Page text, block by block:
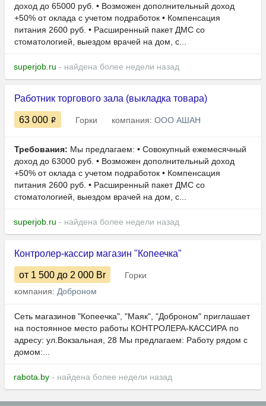
доход до 65000 руб. • Возможен дополнительный доход
+50% от оклада с учетом подработок • Компенсация
питания 2600 руб. • Расширенный пакет ДМС со
стоматологией, выездом врачей на дом, с...
superjob.ru - найдена более недели назад
Работник торгового зала (выкладка товара)
63 000 Горки компания: ООО АШАН
Требования: Мы предлагаем: • Совокупный ежемесячный
доход до 63000 руб. • Возможен дополнительный доход
+50% от оклада с учетом подработок • Компенсация
питания 2600 руб. • Расширенный пакет ДМС со
стоматологией, выездом врачей на дом, с...
superjob.ru - найдена более недели назад
Контролер-кассир магазин "Копеечка"
от 1 500 до 2 000 Br
Горки
компания: Доброном
Сеть магазинов "Копеечка", "Маяк", "Доброном" приглашает
на постоянное место работы КОНТРОЛЕРА-КАССИРА по
адресу: ул.Вокзальная, 28 Мы предлагаем: Работу рядом с
домом:...
rabota.by - найдена более недели назад